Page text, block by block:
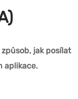
jak posílat
aplikace.